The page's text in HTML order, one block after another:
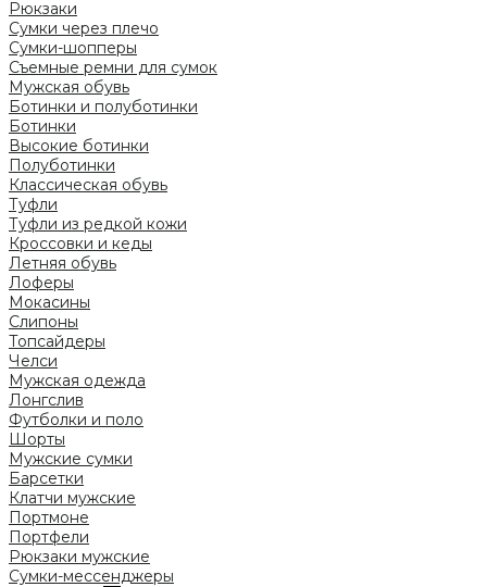
Рюкзаки
Сумки через плечо
Сумки-шопперы
Съемные ремни для сумок
Мужская обувь
Ботинки и полуботинки
Ботинки
Высокие ботинки
Полуботинки
Классическая обувь
Туфли
Туфли из редкой кожи
Кроссовки и кеды
Летняя обувь
Лоферы
Мокасины
Слипоны
Топсайдеры
Челси
Мужская одежда
Лонгслив
Футболки и поло
Шорты
Мужские сумки
Барсетки
Клатчи мужские
Портмоне
Портфели
Рюкзаки мужские
Сумки-мессенджеры